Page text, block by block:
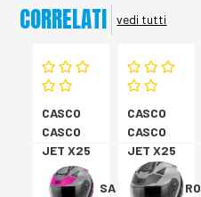
CORRELATI vedi tutti
CASCO
CASCO
JET X25
TARGET
TITAN/ROSA
CASCO
CASCO
JET X25
TARGET
TITAN/NERO